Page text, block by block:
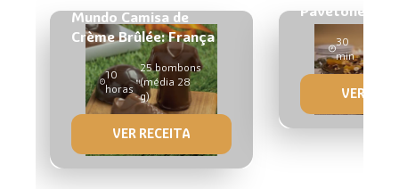
Mundo Camisa de
Crème Brûlée: França
10
horas
25 bombons
(média 28
g)
VER RECEITA
Pavetone
30
min
VER